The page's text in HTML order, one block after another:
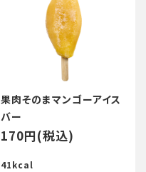
果肉そのまマンゴーアイス
バー
170円(税込)
41kcal